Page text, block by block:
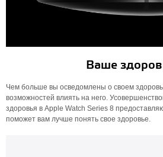
Ваше
Чем больше вы осведомлены о своем
возможностей влиять на него.
здоровья в Apple Watch Series 8
поможет вам лучше понять свое здоровье.